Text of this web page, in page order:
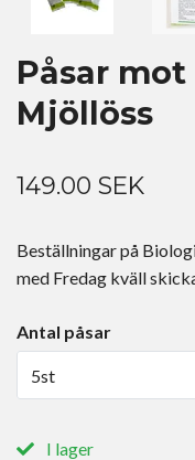
Påsar
Mjöllöss
149.00 SEK
Beställningar på
med Fredag kväll
Antal påsar
5st
I lager